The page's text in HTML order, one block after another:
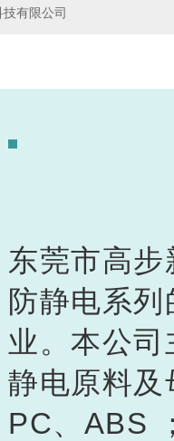
有限公司
东莞市高
防静电系
业。本公
静电原料
PC、ABS